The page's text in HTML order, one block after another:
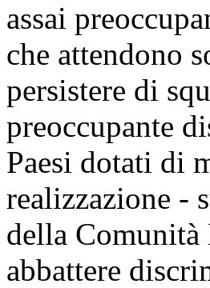
assai
che attendono
persistere di
preoccupante
Paesi dotati di
realizzazione -
della
abbattere